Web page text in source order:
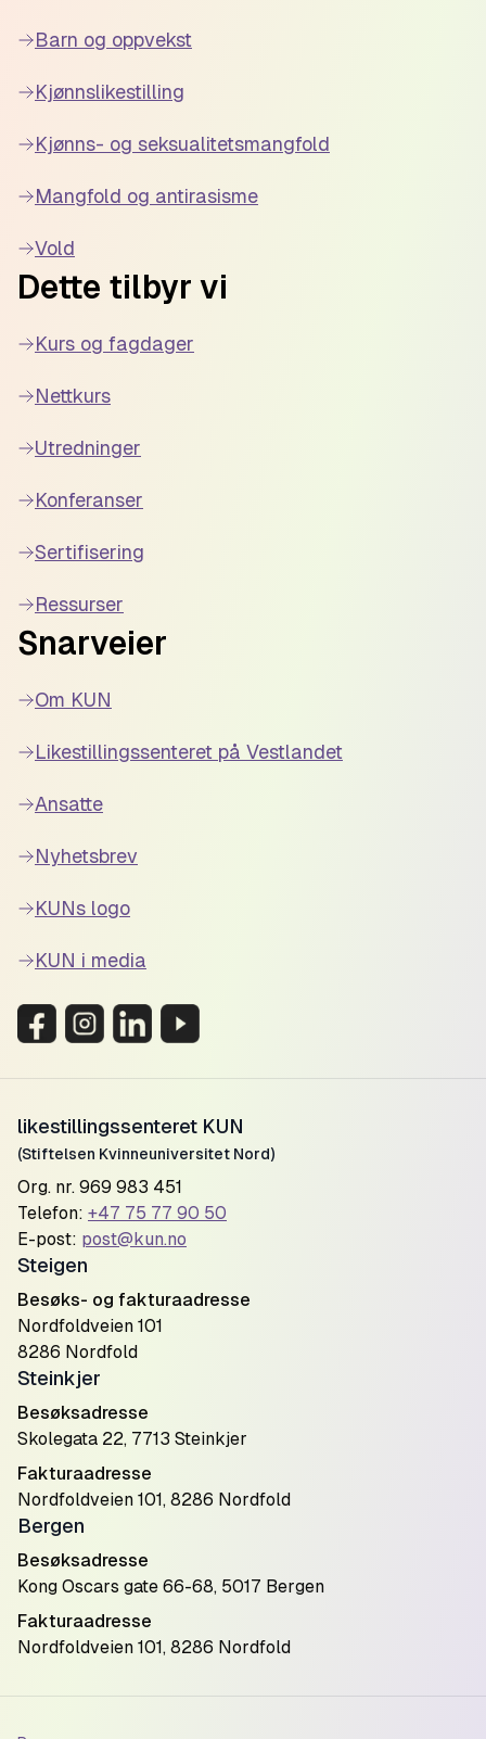
Barn og oppvekst
Kjønnslikestilling
Kjønns- og seksualitetsmangfold
Mangfold og antirasisme
Vold
Dette tilbyr vi
Kurs og fagdager
Nettkurs
Utredninger
Konferanser
Sertifisering
Ressurser
Snarveier
Om KUN
Likestillingssenteret på Vestlandet
Ansatte
Nyhetsbrev
KUNs logo
KUN i media
likestillingssenteret KUN
(Stiftelsen Kvinneuniversitet Nord)
Org. nr. 969 983 451
Telefon: +47 75 77 90 50
E-post: post@kun.no
Steigen
Besøks- og fakturaadresse
Nordfoldveien 101
8286 Nordfold
Steinkjer
Besøksadresse
Skolegata 22, 7713 Steinkjer
Fakturaadresse
Nordfoldveien 101, 8286 Nordfold
Bergen
Besøksadresse
Kong Oscars gate 66-68, 5017 Bergen
Fakturaadresse
Nordfoldveien 101, 8286 Nordfold